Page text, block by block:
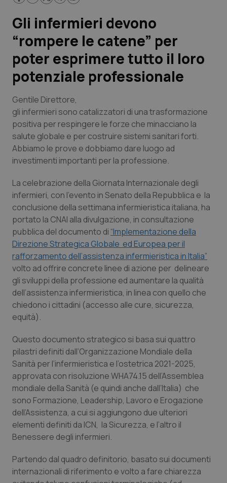
Lavoro e Professioni
Scienza e Farmaci
Studi e Analisi
Lettere al direttore
Edizioni Regionali
QS Pro
Abruzzo
Basilicata
Calabria
Campania
Emilia-Romagna
Lazio
Liguria
Lombardia
Marche
Molise
QS Pro Gold
Artrite & artrosi
Asma & BPCO
Car-T
Colesterolo & coronaropatie
Diabete & glucometri
Disturbi dell’umore
Dolore
Donna & Salute
Epatiti
QS Club Newsletter
Gli infermieri devono
“rompere le catene” per
poter esprimere tutto il loro
potenziale professionale
Gentile Direttore,
gli infermieri sono catalizzatori di una trasformazione
positiva per respingere le forze che minacciano la
salute globale e per costruire sistemi sanitari forti.
Abbiamo le prove e dobbiamo dare luogo ad
investimenti importanti per la professione.
La celebrazione della Giornata Internazionale degli
infermieri, con l’evento in Senato della Repubblica e la
conclusione della settimana infermieristica italiana, ha
portato la CNAI alla divulgazione, in consultazione
pubblica del documento di“Implementazione della
Direzione Strategica Globale ed Europea per il
rafforzamento dell’assistenza infermieristica in Italia”
volto ad offrire concrete linee di azione per delineare
gli sviluppi della professione ed aumentare la qualità
dell’assistenza infermieristica, in linea con quello che
chiedono i cittadini (accesso alle cure, sicurezza,
equità).
Questo documento strategico si basa sui quattro
pilastri definiti dall’Organizzazione Mondiale della
Sanità per l’infermieristica e l’ostetrica 2021-2025,
approvata con risoluzione WHA74.15 dell’Assemblea
mondiale della Sanità (e quindi anche dall’Italia) che
sono Formazione, Leadership, Lavoro e Erogazione
dell’Assistenza, a cui si aggiungono due ulteriori
elementi definiti da ICN, la Sicurezza, e l’altro il
Benessere degli infermieri.
Partendo dal quadro definitorio, basato sui documenti
internazionali di riferimento e volto a fare chiarezza